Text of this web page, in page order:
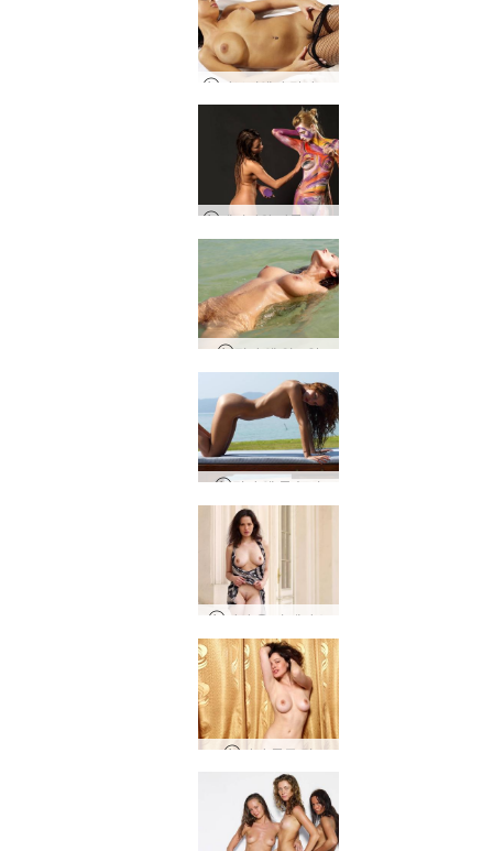
에리카와 카롤리나 바디 페인팅
린다 엘 인도양
린다 엘 몬순 비
다샤 온 더 테라스
다샤 골든 걸